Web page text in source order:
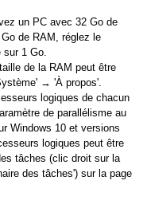
un PC avec 32 Go de
de RAM, réglez le
sur 1 Go.
de la RAM peut être
→ 'À propos'.
logiques de chacun
de parallélisme au
Windows 10 et versions
logiques peut être
tâches (clic droit sur la
des tâches') sur la page